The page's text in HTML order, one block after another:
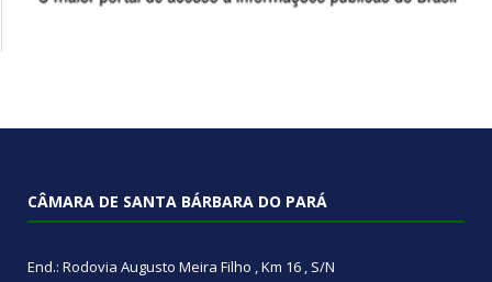
CÂMARA DE SANTA BÁRBARA DO PARÁ
End.: Rodovia Augusto Meira Filho , Km 16 , S/N